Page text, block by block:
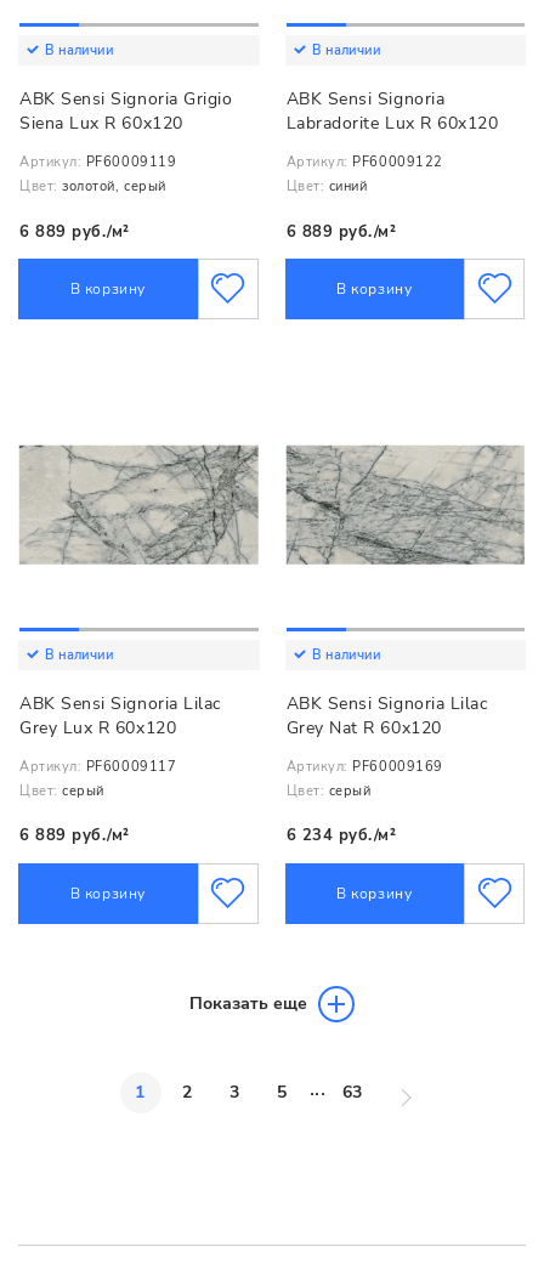
В наличии
ABK Sensi Signoria Grigio
Siena Lux R 60x120
Артикул: PF60009119
Цвет: золотой, серый
6 889 руб./м²
В корзину
В наличии
ABK Sensi Signoria
Labradorite Lux R 60x120
Артикул: PF60009122
Цвет: синий
6 889 руб./м²
В корзину
В наличии
ABK Sensi Signoria Lilac
Grey Lux R 60x120
Артикул: PF60009117
Цвет: серый
6 889 руб./м²
В корзину
В наличии
ABK Sensi Signoria Lilac
Grey Nat R 60x120
Артикул: PF60009169
Цвет: серый
6 234 руб./м²
В корзину
Показать еще
1 2 3 5 ... 63